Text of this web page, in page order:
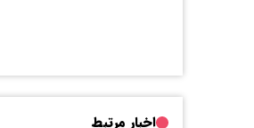
اخبار مرتبط